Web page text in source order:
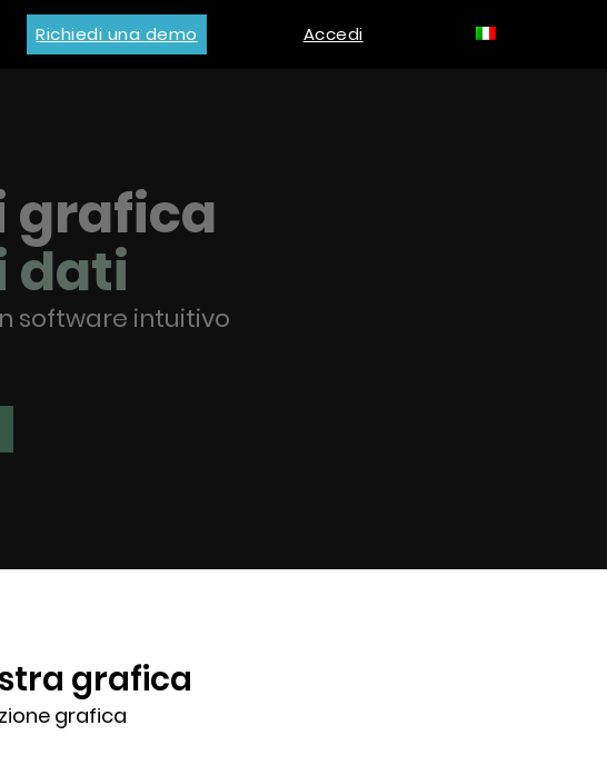
Richiedi una demo Accedi
grafica
dati
software intuitivo
grafica
grafica